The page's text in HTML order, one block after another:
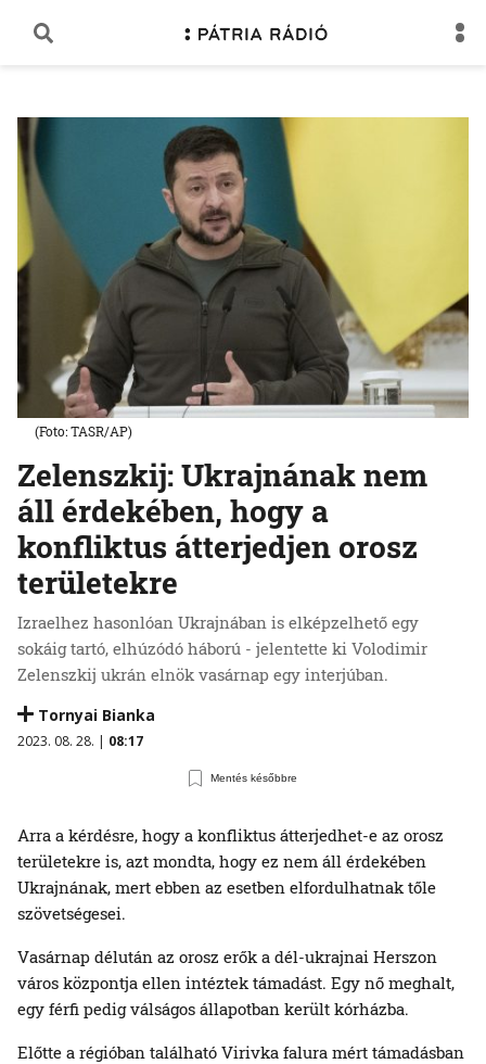
Zelenszkij: Ukrajnának nem
áll érdekében, hogy a
konfliktus átterjedjen orosz
területekre
Izraelhez hasonlóan Ukrajnában is elképzelhető egy
sokáig tartó, elhúzódó háború - jelentette ki Volodimir
Zelenszkij ukrán elnök vasárnap egy interjúban.
Tornyai Bianka
2023. 08. 28. | 08:17
Mentés későbbre
(Foto: TASR/AP)
Arra a kérdésre, hogy a konfliktus átterjedhet-e az orosz
területekre is, azt mondta, hogy ez nem áll érdekében
Ukrajnának, mert ebben az esetben elfordulhatnak tőle
szövetségesei.
Vasárnap délután az orosz erők a dél-ukrajnai Herszon
város központja ellen intéztek támadást. Egy nő meghalt,
egy férfi pedig válságos állapotban került kórházba.
Előtte a régióban található Virivka falura mért támadásban